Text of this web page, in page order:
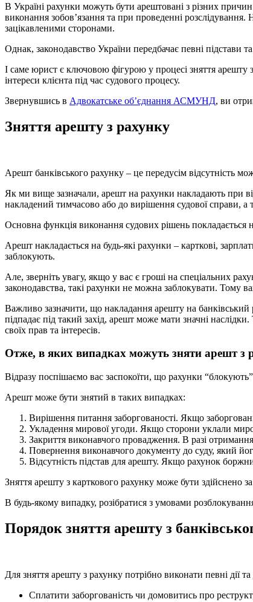
В Україні рахунки можуть бути арештовані з різних
виконання зобов’язання та при проведенні
зацікавленими сторонами.
Однак, законодавство України передбачає певні підстави
І саме юрист є ключовою фігурою у процесі зняття арешту
інтереси клієнта під час судового процесу.
Звернувшись в Адвокатське об’єднання АСМУНД, ви
Зняття арешту з рахунку
Арешт банківського рахунку – це передусім відсутність
Як ми вище зазначали, арешт на рахунки накладають при
накладений тимчасово або до вирішення судової справи,
Основна функція виконання судових рішень
Арешт накладається на будь-які рахунки – карткові,
заблокують.
Але, зверніть увагу, якщо у вас є гроші на спеціальних
законодавства, такі рахунки не можна заблокувати. Тому
Важливо зазначити, що накладання арешту на банківський
підпадає під такий захід, арешт може мати значні
своїх прав та інтересів.
Отже, в яких випадках можуть зняти арешт з
Відразу поспішаємо вас заспокоїти, що рахунки
Арешт може бути знятий в таких випадках:
Вирішення питання заборгованості. Якщо
Укладення мирової угоди. Якщо сторони уклали
Закриття виконавчого провадження. В разі
Повернення виконавчого документу до суду, який
Відсутність підстав для арешту. Якщо рахунок
Зняття арешту з карткового рахунку може бути здійснено
В будь-якому випадку, розібратися з умовами
Порядок зняття арешту з
Для зняття арешту з рахунку потрібно виконати певні дії
Сплатити заборгованість чи домовитись про